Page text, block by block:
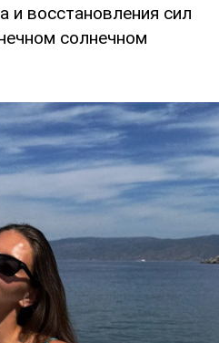
и восстановления сил
солнечном